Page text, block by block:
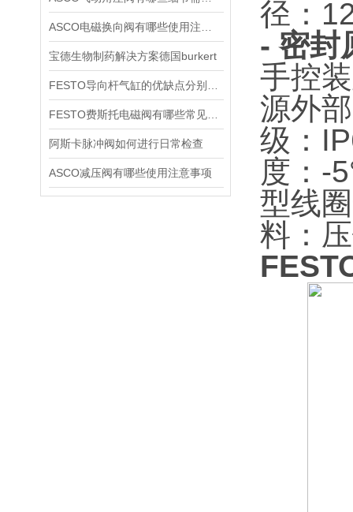
宝德生物制药解决方案德国burkert
阿斯卡脉冲阀如何进行日常检查
ASCO减压阀有哪些使用注意事项
径：
- 密封
手控
源外部
级：
度：-
型线
料：